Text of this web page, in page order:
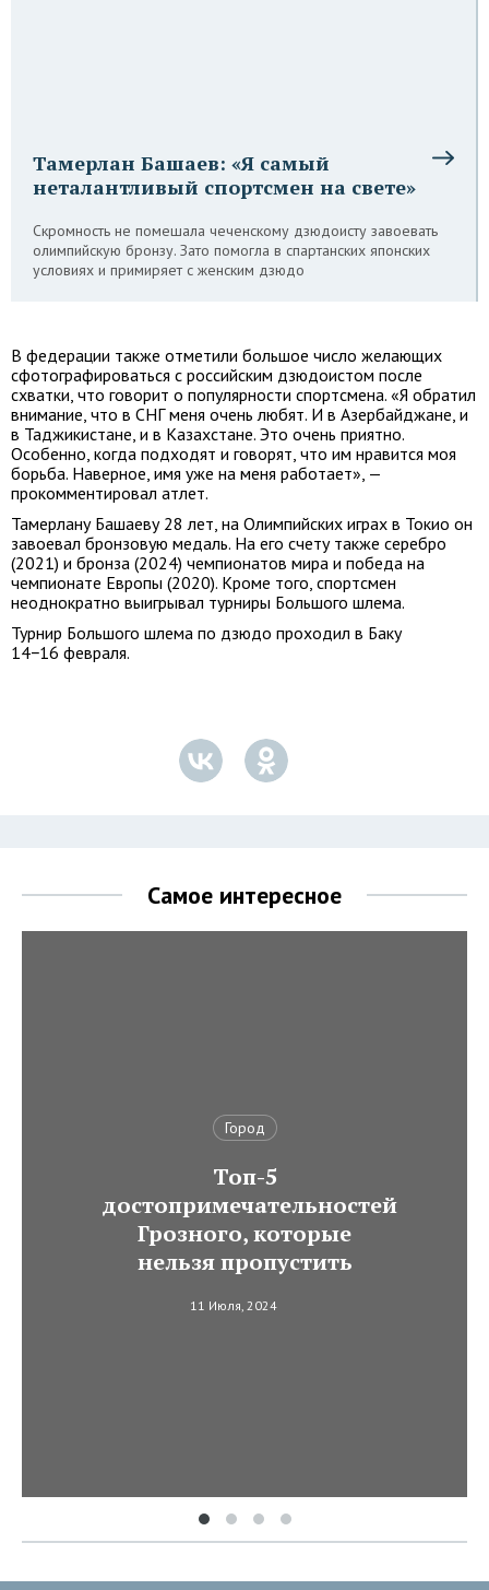
Тамерлан Башаев: «Я самый
неталантливый спортсмен на свете»
Скромность не помешала чеченскому дзюдоисту завоевать
олимпийскую бронзу. Зато помогла в спартанских японских
условиях и примиряет с женским дзюдо
В федерации также отметили большое число желающих
сфотографироваться с российским дзюдоистом после
схватки, что говорит о популярности спортсмена. «Я обратил
внимание, что в СНГ меня очень любят. И в Азербайджане, и
в Таджикистане, и в Казахстане. Это очень приятно.
Особенно, когда подходят и говорят, что им нравится моя
борьба. Наверное, имя уже на меня работает», —
прокомментировал атлет.
Тамерлану Башаеву 28 лет, на Олимпийских играх в Токио он
завоевал бронзовую медаль. На его счету также серебро
(2021) и бронза (2024) чемпионатов мира и победа на
чемпионате Европы (2020). Кроме того, спортсмен
неоднократно выигрывал турниры Большого шлема.
Турнир Большого шлема по дзюдо проходил в Баку
14−16 февраля.
Самое интересное
Город
Топ-5
достопримечательностей
Грозного, которые
нельзя пропустить
11 Июля, 2024